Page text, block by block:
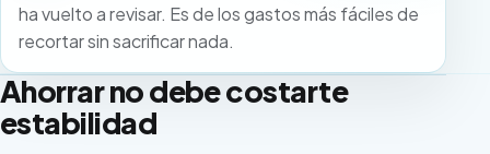
ha vuelto a revisar. Es de los gastos más fáciles de
recortar sin sacrificar nada.
Ahorrar no debe costarte
estabilidad